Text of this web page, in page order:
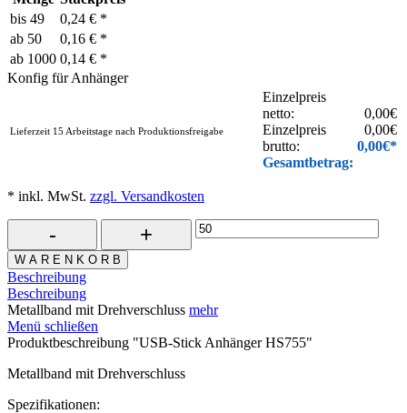
bis 49
0,24 € *
ab 50
0,16 € *
ab 1000 0,14 € *
Konfig für Anhänger
Lieferzeit 15 Arbeitstage nach Produktionsfreigabe
Einzelpreis
netto:
Einzelpreis
brutto:
Gesamtbetrag:
0,00€
0,00€
0,00€*
* inkl. MwSt. zzgl. Versandkosten
W A R E N K O R B
Beschreibung
Beschreibung
Metallband mit Drehverschluss mehr
Menü schließen
Produktbeschreibung "USB-Stick Anhänger HS755"
Metallband mit Drehverschluss
Spezifikationen: